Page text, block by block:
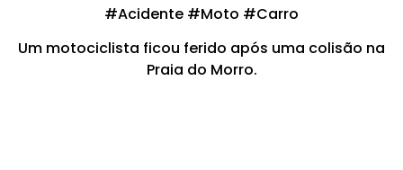
#Acidente #Moto #Carro
Um motociclista ficou ferido após uma colisão na
Praia do Morro.